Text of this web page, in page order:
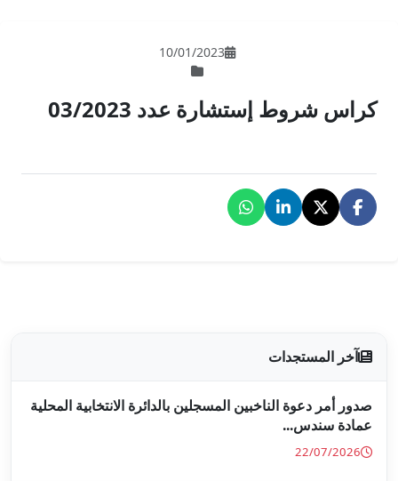
03/2023
بالدائرة الانتخابية المحلية